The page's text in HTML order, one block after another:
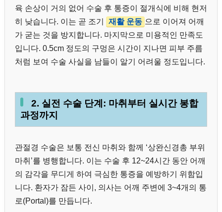
육 손상이 거의 없어 수술 후 통증이 절개식에 비해 현저
히 낮습니다. 이는 곧 조기
재활 운동 으로 이어져 어깨
가 굳는 것을 방지합니다. 마지막으로 미용적인 만족도
입니다. 0.5cm 정도의 구멍은 시간이 지나면 피부 주름
처럼 보여 수술 사실을 남들이 알기 어려울 정도입니다.
2. 실전 수술 단계: 마취부터 실시간 봉합
과정까지
관절경 수술은 보통 전신 마취와 함께 ‘상완신경총 부위
마취’를 병행합니다. 이는 수술 후 12~24시간 동안 어깨
의 감각을 무디게 하여 극심한 통증을 예방하기 위함입
니다. 환자가 잠든 사이, 의사는 어깨 주변에 3~4개의 통
로(Portal)를 만듭니다.